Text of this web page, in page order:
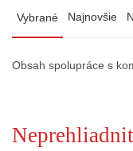
Vybrané Najnovšie
Obsah spolupráce s